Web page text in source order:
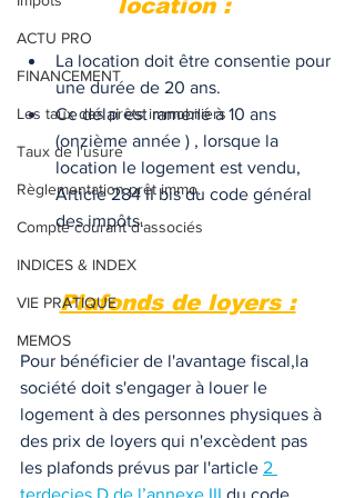
ACTU PRO
FINANCEMENT
Les taux des prêts immobiliers
Taux de l'usure
Règlementation prêt immo.
Compte courant d'associés
INDICES & INDEX
VIE PRATIQUE
MEMOS
location :
La location doit être consentie pour
une durée de 20 ans.
Ce délai est ramené à 10 ans
(onzième année ) , lorsque la
location le logement est vendu,
Article 284 II bis du code général
des impôts.
Plafonds de loyers :
Pour bénéficier de l'avantage fiscal,la
société doit s'engager à louer le
logement à des personnes physiques à
des prix de loyers qui n'excèdent pas
les plafonds prévus par l'article 2
terdecies D de l’annexe III du code